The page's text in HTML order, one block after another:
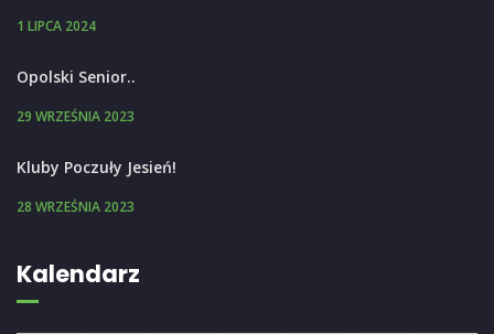
1 LIPCA 2024
Opolski Senior..
29 WRZEŚNIA 2023
Kluby Poczuły Jesień!
28 WRZEŚNIA 2023
Kalendarz